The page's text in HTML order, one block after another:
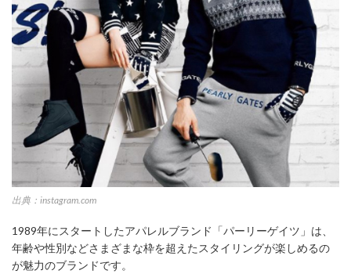
出典：instagram.com
1989年にスタートしたアパレルブランド「パーリーゲイツ」は、
年齢や性別などさまざまな枠を超えたスタイリングが楽しめるの
が魅力のブランドです。